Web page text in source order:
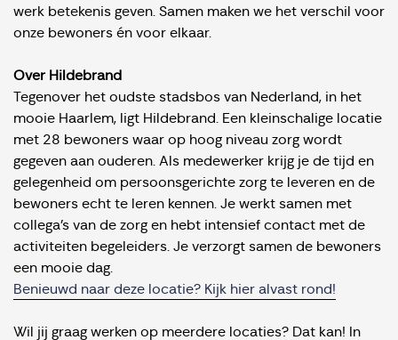
werk betekenis geven. Samen maken we het verschil voor
onze bewoners én voor elkaar.
Over Hildebrand
Tegenover het oudste stadsbos van Nederland, in het
mooie Haarlem, ligt Hildebrand. Een kleinschalige locatie
met 28 bewoners waar op hoog niveau zorg wordt
gegeven aan ouderen. Als medewerker krijg je de tijd en
gelegenheid om persoonsgerichte zorg te leveren en de
bewoners echt te leren kennen. Je werkt samen met
collega's van de zorg en hebt intensief contact met de
activiteiten begeleiders. Je verzorgt samen de bewoners
een mooie dag.
Benieuwd naar deze locatie? Kijk hier alvast rond!
Wil jij graag werken op meerdere locaties? Dat kan! In